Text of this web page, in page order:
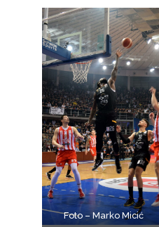
Foto – Marko Micić